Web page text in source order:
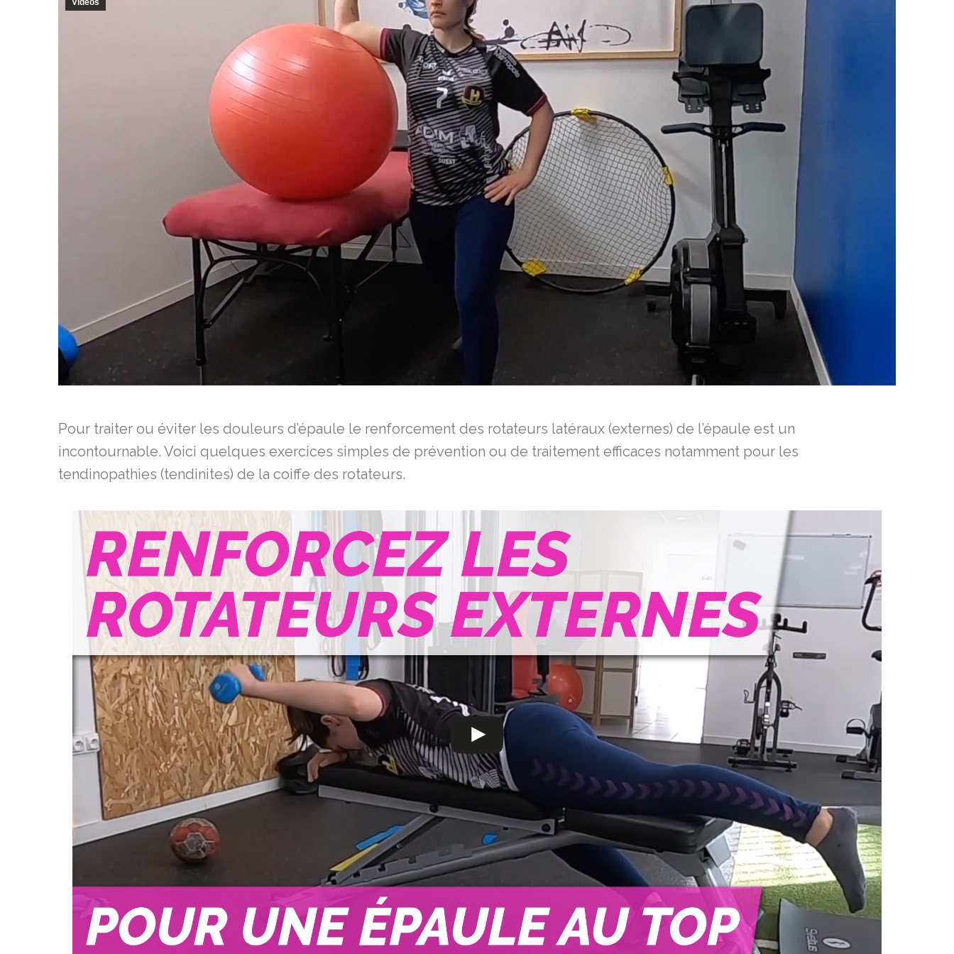
Vidéos
Pour traiter ou éviter les douleurs d’épaule le renforcement des rotateurs latéraux (externes) de l’épaule est un
incontournable. Voici quelques exercices simples de prévention ou de traitement efficaces notamment pour les
tendinopathies (tendinites) de la coiffe des rotateurs.